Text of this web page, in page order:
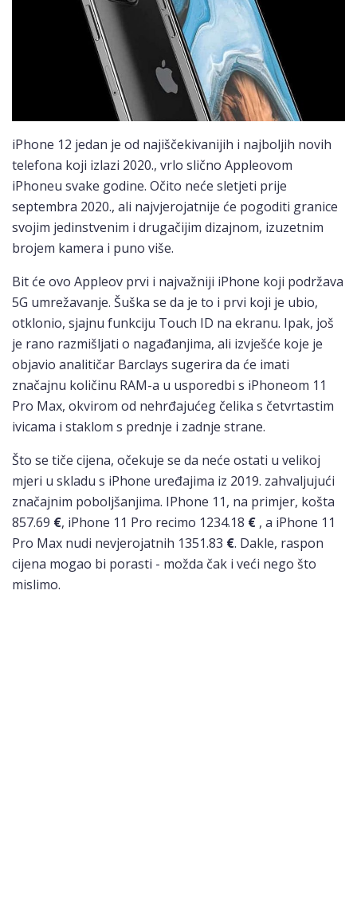
iPhone 12 jedan je od najiščekivanijih i najboljih novih
telefona koji izlazi 2020., vrlo slično Appleovom
iPhoneu svake godine. Očito neće sletjeti prije
septembra 2020., ali najvjerojatnije će pogoditi granice
svojim jedinstvenim i drugačijim dizajnom, izuzetnim
brojem kamera i puno više.
Bit će ovo Appleov prvi i najvažniji iPhone koji podržava
5G umrežavanje. Šuška se da je to i prvi koji je ubio,
otklonio, sjajnu funkciju Touch ID na ekranu. Ipak, još
je rano razmišljati o nagađanjima, ali izvješće koje je
objavio analitičar Barclays sugerira da će imati
značajnu količinu RAM-a u usporedbi s iPhoneom 11
Pro Max, okvirom od nehrđajućeg čelika s četvrtastim
ivicama i staklom s prednje i zadnje strane.
Što se tiče cijena, očekuje se da neće ostati u velikoj
mjeri u skladu s iPhone uređajima iz 2019. zahvaljujući
značajnim poboljšanjima. IPhone 11, na primjer, košta
857.69 €, iPhone 11 Pro recimo 1234.18 € , a iPhone 11
Pro Max nudi nevjerojatnih 1351.83 €. Dakle, raspon
cijena mogao bi porasti - možda čak i veći nego što
mislimo.